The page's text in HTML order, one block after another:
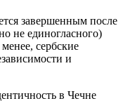
завершенным после
не единогласного)
сербские
и
в Чечне